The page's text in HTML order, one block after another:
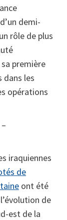
demi-
rôle de plus
première
dans les
opérations
iraquiennes
de
ont été
de
est de la